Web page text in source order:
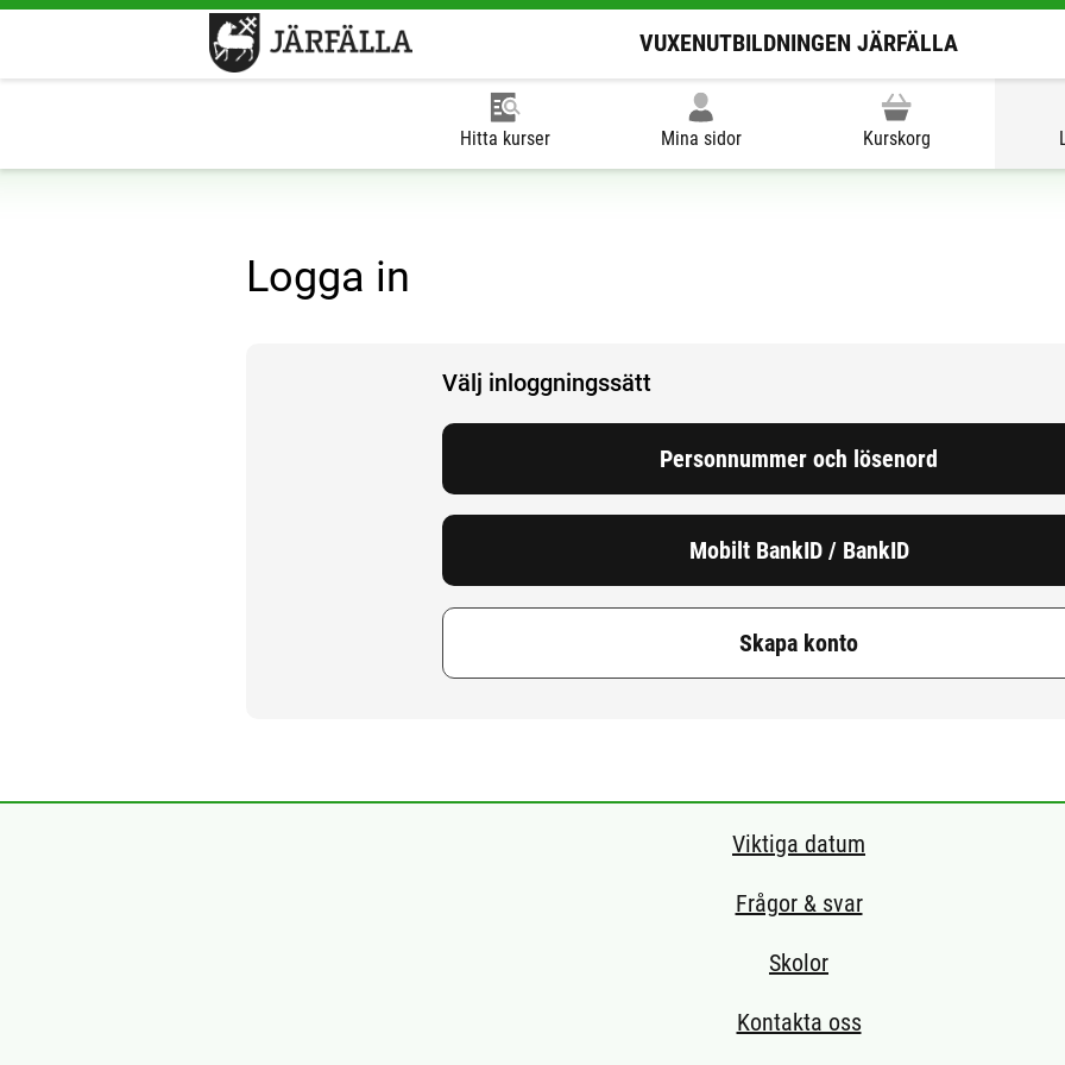
VUXENUTBILDNINGEN JÄRFÄLLA
Hitta kurser Mina sidor Kurskorg
Logga in
Välj inloggningssätt
Personnummer och lösenord
Mobilt BankID / BankID
Skapa konto
Viktiga datum
Frågor & svar
Skolor
Kontakta oss